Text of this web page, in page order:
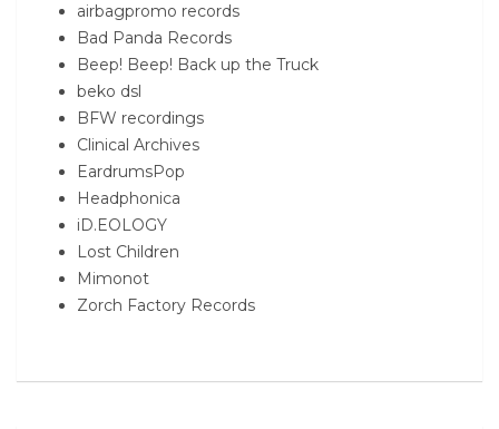
airbagpromo records
Bad Panda Records
Beep! Beep! Back up the Truck
beko dsl
BFW recordings
Clinical Archives
EardrumsPop
Headphonica
iD.EOLOGY
Lost Children
Mimonot
Zorch Factory Records